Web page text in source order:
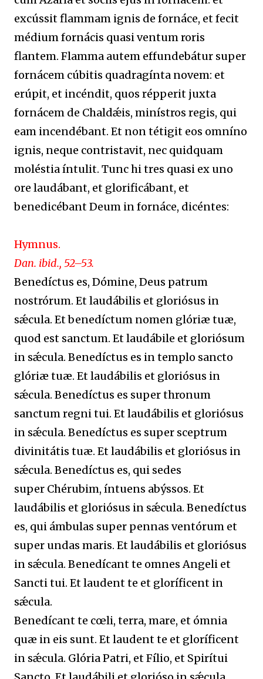
excússit flammam ignis de fornáce, et fecit
médium fornácis quasi ventum roris
flantem. Flamma autem effundebátur super
fornácem cúbitis quadragínta novem: et
erúpit, et incéndit, quos répperit juxta
fornácem de Chaldǽis, minístros regis, qui
eam incendébant. Et non tétigit eos omníno
ignis, neque contristavit, nec quidquam
moléstia íntulit. Tunc hi tres quasi ex uno
ore laudábant, et glorificábant, et
benedicébant Deum in fornáce, dicéntes:
Hymnus.
Dan. ibid., 52–53.
Benedíctus es, Dómine, Deus patrum
nostrórum. Et laudábilis et gloriósus in
sǽcula. Et benedíctum nomen glóriæ tuæ,
quod est sanctum. Et laudábile et gloriósum
in sǽcula. Benedíctus es in templo sancto
glóriæ tuæ. Et laudábilis et gloriósus in
sǽcula. Benedíctus es super thronum
sanctum regni tui. Et laudábilis et gloriósus
in sǽcula. Benedíctus es super sceptrum
divinitátis tuæ. Et laudábilis et gloriósus in
sǽcula. Benedíctus es, qui sedes
super Chérubim, íntuens abýssos. Et
laudábilis et gloriósus in sǽcula. Benedíctus
es, qui ámbulas super pennas ventórum et
super undas maris. Et laudábilis et gloriósus
in sǽcula. Benedícant te omnes Angeli et
Sancti tui. Et laudent te et gloríficent in
sǽcula.
Benedícant te cœli, terra, mare, et ómnia
quæ in eis sunt. Et laudent te et gloríficent
in sǽcula. Glória Patri, et Fílio, et Spirítui